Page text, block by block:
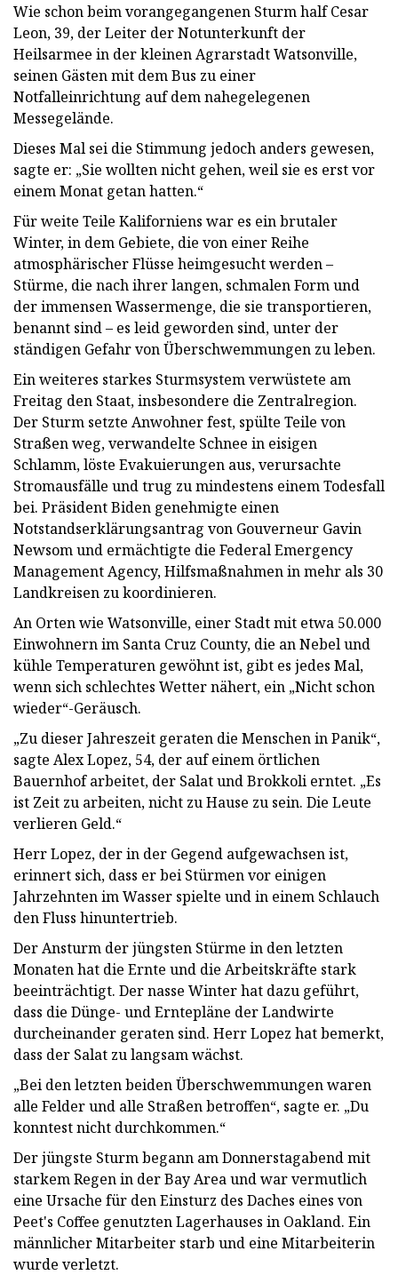
Wie schon beim vorangegangenen Sturm half Cesar
Leon, 39, der Leiter der Notunterkunft der
Heilsarmee in der kleinen Agrarstadt Watsonville,
seinen Gästen mit dem Bus zu einer
Notfalleinrichtung auf dem nahegelegenen
Messegelände.
Dieses Mal sei die Stimmung jedoch anders gewesen,
sagte er: „Sie wollten nicht gehen, weil sie es erst vor
einem Monat getan hatten.“
Für weite Teile Kaliforniens war es ein brutaler
Winter, in dem Gebiete, die von einer Reihe
atmosphärischer Flüsse heimgesucht werden –
Stürme, die nach ihrer langen, schmalen Form und
der immensen Wassermenge, die sie transportieren,
benannt sind – es leid geworden sind, unter der
ständigen Gefahr von Überschwemmungen zu leben.
Ein weiteres starkes Sturmsystem verwüstete am
Freitag den Staat, insbesondere die Zentralregion.
Der Sturm setzte Anwohner fest, spülte Teile von
Straßen weg, verwandelte Schnee in eisigen
Schlamm, löste Evakuierungen aus, verursachte
Stromausfälle und trug zu mindestens einem Todesfall
bei. Präsident Biden genehmigte einen
Notstandserklärungsantrag von Gouverneur Gavin
Newsom und ermächtigte die Federal Emergency
Management Agency, Hilfsmaßnahmen in mehr als 30
Landkreisen zu koordinieren.
An Orten wie Watsonville, einer Stadt mit etwa 50.000
Einwohnern im Santa Cruz County, die an Nebel und
kühle Temperaturen gewöhnt ist, gibt es jedes Mal,
wenn sich schlechtes Wetter nähert, ein „Nicht schon
wieder“-Geräusch.
„Zu dieser Jahreszeit geraten die Menschen in Panik“,
sagte Alex Lopez, 54, der auf einem örtlichen
Bauernhof arbeitet, der Salat und Brokkoli erntet. „Es
ist Zeit zu arbeiten, nicht zu Hause zu sein. Die Leute
verlieren Geld.“
Herr Lopez, der in der Gegend aufgewachsen ist,
erinnert sich, dass er bei Stürmen vor einigen
Jahrzehnten im Wasser spielte und in einem Schlauch
den Fluss hinuntertrieb.
Der Ansturm der jüngsten Stürme in den letzten
Monaten hat die Ernte und die Arbeitskräfte stark
beeinträchtigt. Der nasse Winter hat dazu geführt,
dass die Dünge- und Erntepläne der Landwirte
durcheinander geraten sind. Herr Lopez hat bemerkt,
dass der Salat zu langsam wächst.
„Bei den letzten beiden Überschwemmungen waren
alle Felder und alle Straßen betroffen“, sagte er. „Du
konntest nicht durchkommen.“
Der jüngste Sturm begann am Donnerstagabend mit
starkem Regen in der Bay Area und war vermutlich
eine Ursache für den Einsturz des Daches eines von
Peet's Coffee genutzten Lagerhauses in Oakland. Ein
männlicher Mitarbeiter starb und eine Mitarbeiterin
wurde verletzt.